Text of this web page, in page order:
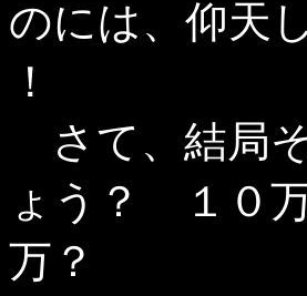
のには、仰天
！
さて、結局
ょう？ １０
万？